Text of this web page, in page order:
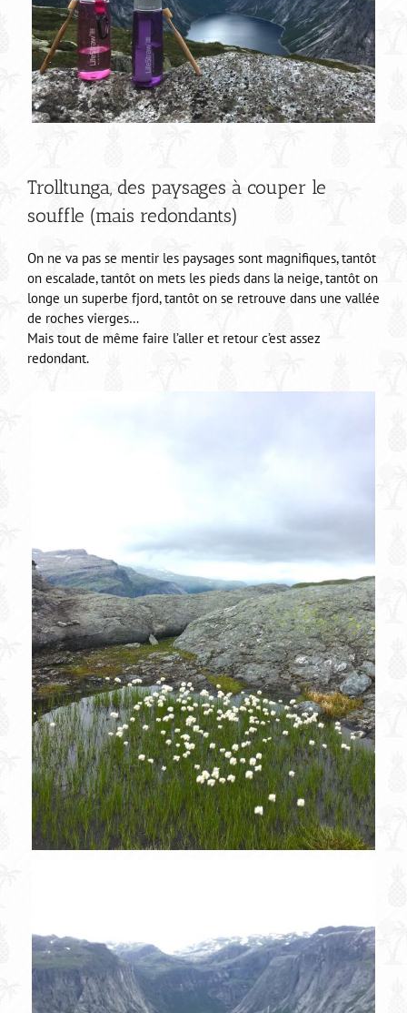
Trolltunga, des paysages à couper le
souffle (mais redondants)
On ne va pas se mentir les paysages sont magnifiques, tantôt
on escalade, tantôt on mets les pieds dans la neige, tantôt on
longe un superbe fjord, tantôt on se retrouve dans une vallée
de roches vierges…
Mais tout de même faire l’aller et retour c’est assez
redondant.